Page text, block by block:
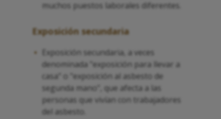
muchos puestos laborales diferentes.
Exposición secundaria
Exposición secundaria, a veces
denominada "exposición para llevar a
casa" o "exposición al asbesto de
segunda mano", que afecta a las
personas que vivían con trabajadores
del asbesto.